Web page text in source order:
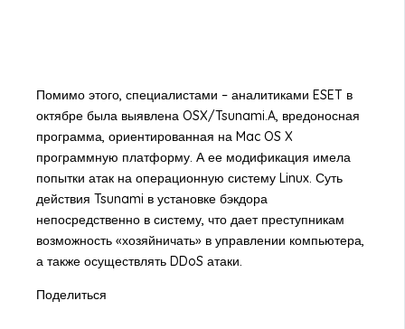
Помимо этого, специалистами – аналитиками ESET в
октябре была выявлена OSX/Tsunami.A, вредоносная
программа, ориентированная на Mac OS X
программную платформу. А ее модификация имела
попытки атак на операционную систему Linux. Суть
действия Tsunami в установке бэкдора
непосредственно в систему, что дает преступникам
возможность «хозяйничать» в управлении компьютера,
а также осуществлять DDoS атаки.
Поделиться